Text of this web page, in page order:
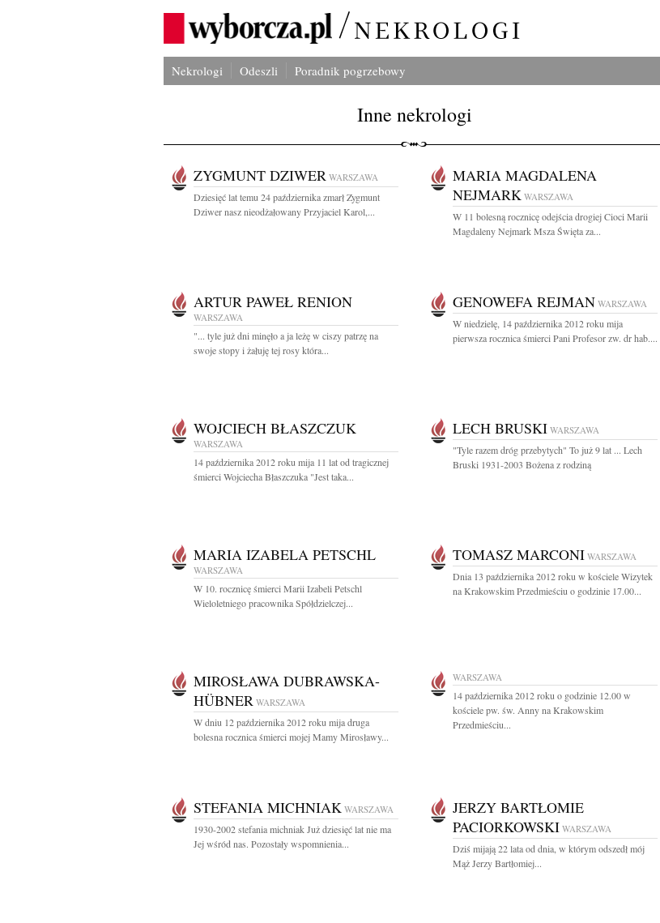
Nekrologi Odeszli Poradnik pogrzebowy
Inne nekrologi
ZYGMUNT DZIWER WARSZAWA
Dziesięć lat temu 24 października zmarł Zygmunt
Dziwer nasz nieodżałowany Przyjaciel Karol,...
MARIA MAGDALENA
NEJMARK WARSZAWA
W 11 bolesną rocznicę odejścia drogiej Cioci Marii
Magdaleny Nejmark Msza Święta za...
ARTUR PAWEŁ RENION
WARSZAWA
"... tyle już dni minęło a ja leżę w ciszy patrzę na
swoje stopy i żałuję tej rosy która...
GENOWEFA REJMAN WARSZAWA
W niedzielę, 14 października 2012 roku mija
pierwsza rocznica śmierci Pani Profesor zw. dr hab....
WOJCIECH BŁASZCZUK
WARSZAWA
14 października 2012 roku mija 11 lat od tragicznej
śmierci Wojciecha Błaszczuka "Jest taka...
LECH BRUSKI WARSZAWA
"Tyle razem dróg przebytych" To już 9 lat ... Lech
Bruski 1931-2003 Bożena z rodziną
MARIA IZABELA PETSCHL
WARSZAWA
W 10. rocznicę śmierci Marii Izabeli Petschl
Wieloletniego pracownika Spółdzielczej...
TOMASZ MARCONI WARSZAWA
Dnia 13 października 2012 roku w kościele Wizytek
na Krakowskim Przedmieściu o godzinie 17.00...
MIROSŁAWA DUBRAWSKA-
HÜBNER WARSZAWA
W dniu 12 października 2012 roku mija druga
bolesna rocznica śmierci mojej Mamy Mirosławy...
WARSZAWA
14 października 2012 roku o godzinie 12.00 w
kościele pw. św. Anny na Krakowskim
Przedmieściu...
STEFANIA MICHNIAK WARSZAWA
1930-2002 stefania michniak Już dziesięć lat nie ma
Jej wśród nas. Pozostały wspomnienia...
JERZY BARTŁOMIE
PACIORKOWSKI WARSZAWA
Dziś mijają 22 lata od dnia, w którym odszedł mój
Mąż Jerzy Bartłomiej...